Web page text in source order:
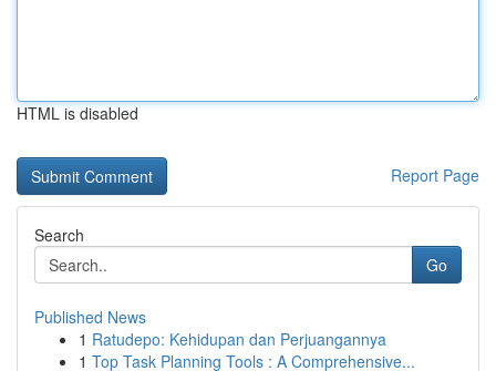
HTML is disabled
Report Page
Search
Go
Published News
1 Ratudepo: Kehidupan dan Perjuangannya
1 Top Task Planning Tools : A Comprehensive...